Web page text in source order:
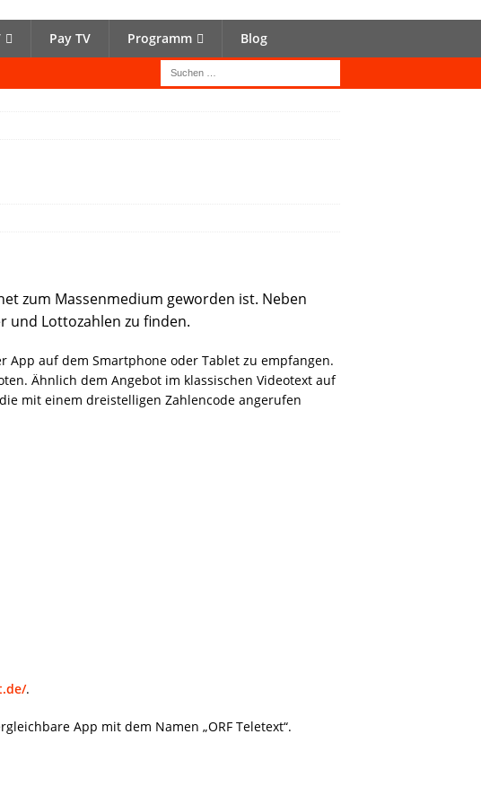
Pay TV Programm Blog
zum Massenmedium geworden ist. Neben
und Lottozahlen zu finden.
App auf dem Smartphone oder Tablet zu empfangen.
Ähnlich dem Angebot im klassischen Videotext auf
mit einem dreistelligen Zahlencode angerufen
.
App mit dem Namen „ORF Teletext“.